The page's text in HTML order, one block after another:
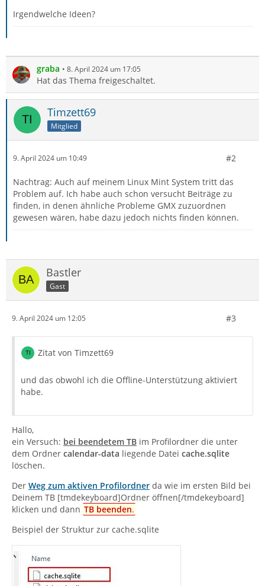
Irgendwelche Ideen?
graba 8. April 2024 um 17:05
Hat das Thema freigeschaltet.
Timzett69
Mitglied
9. April 2024 um 10:49 #2
Nachtrag: Auch auf meinem Linux Mint System tritt das
Problem auf. Ich habe auch schon versucht Beiträge zu
finden, in denen ähnliche Probleme GMX zuzuordnen
gewesen wären, habe dazu jedoch nichts finden können.
Bastler
Gast
9. April 2024 um 12:05 #3
Zitat von Timzett69
und das obwohl ich die Offline-Unterstützung aktiviert
habe.
Hallo,
ein Versuch: bei beendetem TB im Profilordner die unter
dem Ordner calendar-data liegende Datei cache.sqlite
löschen.
Der Weg zum aktiven Profilordner da wie im ersten Bild bei
Deinem TB [tmdekeyboard]Ordner öffnen[/tmdekeyboard]
klicken und dann TB beenden.
Beispiel der Struktur zur cache.sqlite